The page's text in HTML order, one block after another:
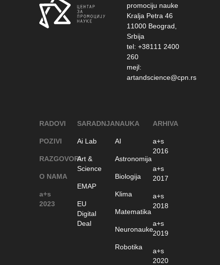
promociju nauke
Kralja Petra 46
11000 Beograd,
Srbija
tel: +38111 2400
260
mejl:
artandscience@cpn.rs
RADOVI
POZIVI
RAZGOVORI
O NAMA
a+s
2023
SARADNJA
Ai Lab
Art &
Science
EMAP
EU
Digital
Deal
NAUKA
AI
Astronomija
Biologija
Klima
Matematika
Neuronauke
Robotika
ARHIVA
a+s
2016
a+s
2017
a+s
2018
a+s
2019
a+s
2020